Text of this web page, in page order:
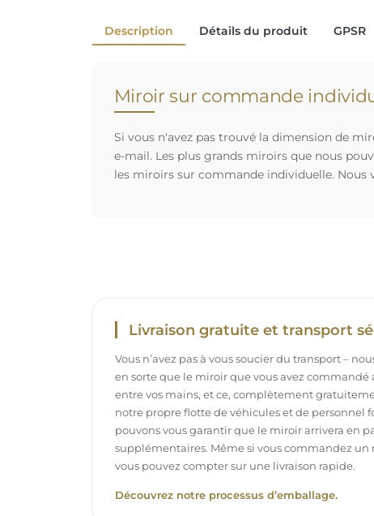
Description Détails du produit GPSR
Miroir sur commande
Si vous n'avez pas trouvé la dimension de
e-mail. Les plus grands miroirs que nous
les miroirs sur commande individuelle. Nous
Livraison gratuite et transport
Vous n’avez pas à vous soucier du transport –
en sorte que le miroir que vous avez commandé
entre vos mains, et ce, complètement
notre propre flotte de véhicules et de personnel
pouvons vous garantir que le miroir arrivera en
supplémentaires. Même si vous commandez
vous pouvez compter sur une livraison rapide.
Découvrez notre processus d’emballage.